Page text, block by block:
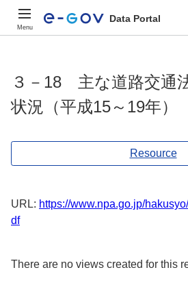
Menu
Data Portal
３－18 主な道路交通
状況（平成15～19年）
Resource
URL: https://www.npa.go.jp/
df
There are no views created for this